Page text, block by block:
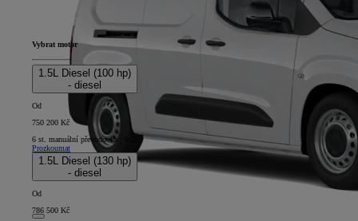
Vybrat motor
1.5L Diesel (100 hp)
- diesel
Od
750 200 Kč
6 st. manuální převodovka | 4x2
Prozkoumat
1.5L Diesel (130 hp)
- diesel
Od
786 500 Kč